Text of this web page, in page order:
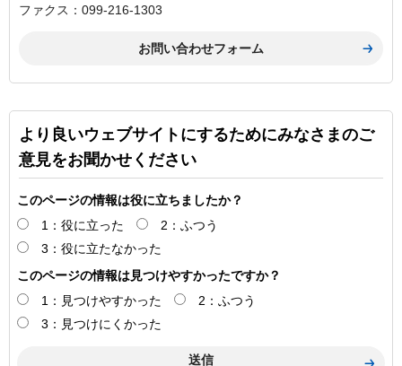
ファクス：099-216-1303
より良いウェブサイトにするためにみなさまのご
意見をお聞かせください
このページの情報は役に立ちましたか？
1：役に立った
2：ふつう
3：役に立たなかった
このページの情報は見つけやすかったですか？
1：見つけやすかった
2：ふつう
3：見つけにくかった